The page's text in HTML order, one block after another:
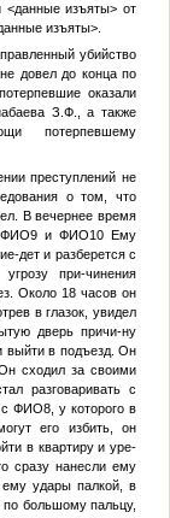
<данные изъяты> от
изъяты>.
убийство
довел до конца по
оказали
З.Ф., а также
потерпевшему
преступлений не
о том, что
В вечернее время
ФИО9 иФИО10 Ему
дет и разберется с
при-чинения
Около 18 часов он
в глазок, увидел
дверь причи-ну
выйти в подъезд. Он
сходил за своими
разговаривать с
сФИО8 , у которого в
его избить, он
в квартиру и уре-
сразу нанесли ему
ему удары палкой, в
по большому пальцу,